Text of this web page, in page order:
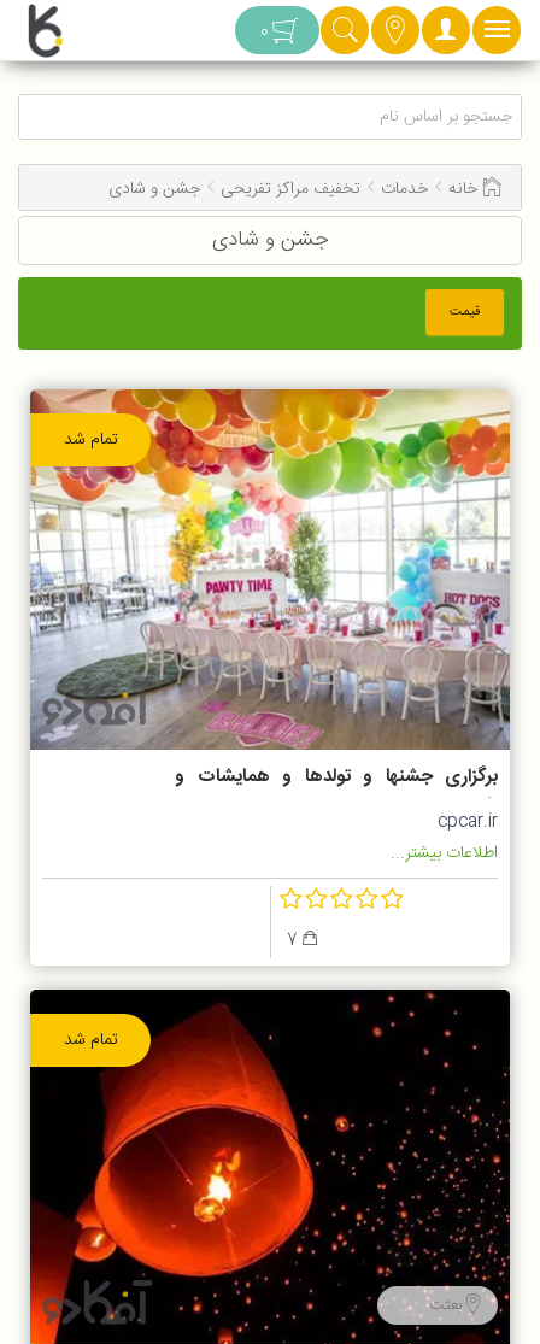
دسته بندی 0
خانه خدمات تخفیف مراکز تفریحی جشن و شادی
جشن و شادی
قیمت
تمام شد
برگزاری جشنها و تولدها و همایشات و
افتتاحیه
cpcar.ir
اطلاعات بیشتر...
تمام شد
بعثت